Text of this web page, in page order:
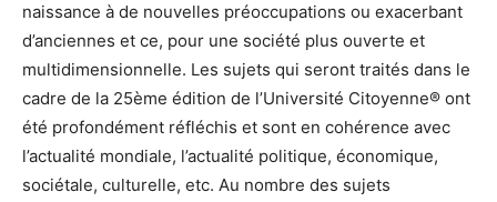
naissance à de nouvelles préoccupations ou exacerbant
d’anciennes et ce, pour une société plus ouverte et
multidimensionnelle. Les sujets qui seront traités dans le
cadre de la 25ème édition de l’Université Citoyenne® ont
été profondément réfléchis et sont en cohérence avec
l’actualité mondiale, l’actualité politique, économique,
sociétale, culturelle, etc. Au nombre des sujets